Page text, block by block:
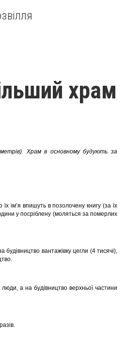
храм
Храм в основному будують за
ім’я впишуть в позолочену книгу (за їх
у посріблену (моляться за померлих
будівництво вантажівку цегли (4 тисячі),
а на будівництво верхньої частини